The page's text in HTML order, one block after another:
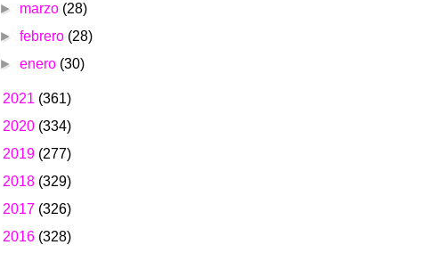
► marzo (28)
►febrero (28)
►enero (30)
2021 (361)
2020 (334)
2019 (277)
2018 (329)
2017 (326)
2016 (328)